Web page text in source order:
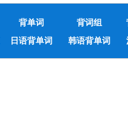
背单词 背词组
日语背单词 韩语背单词